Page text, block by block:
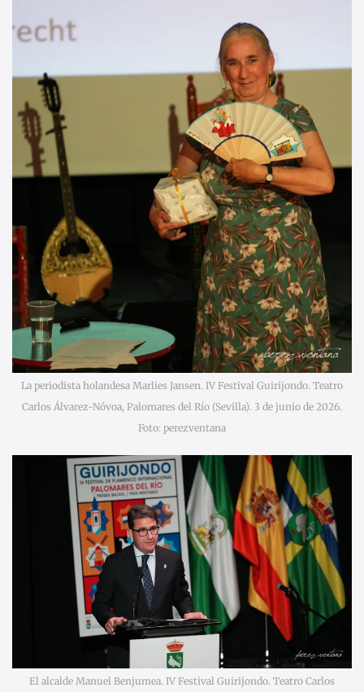
La periodista holandesa Marlies Jansen. IV Festival Guirijondo. Teatro
Carlos Álvarez-Nóvoa, Palomares del Río (Sevilla). 3 de junio de 2026.
Foto: perezventana
El alcalde Manuel Benjumea. IV Festival Guirijondo. Teatro Carlos